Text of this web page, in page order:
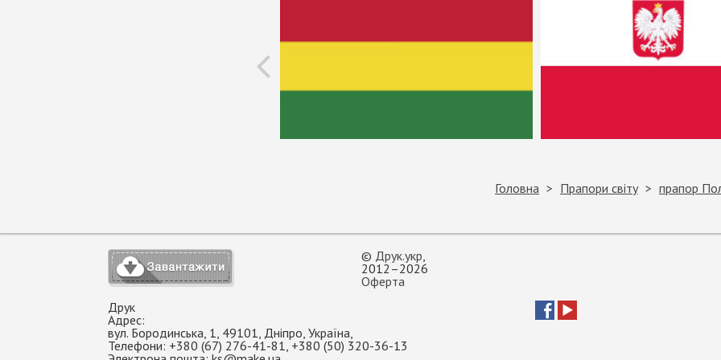
Головна Прапори світу прапор
© Друк.укр
2012–2026
Оферта
Друк
Адрес:
вул. Бородинська, 1 49101 Дніпро ,Україна
Телефони: +380 (67) 276-41-81 ,+380 (50) 320-36-13